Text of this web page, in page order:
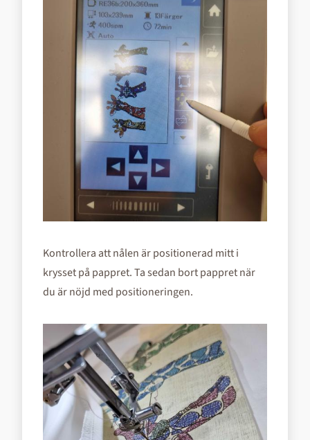
Kontrollera att nålen är positionerad mitt i
krysset på pappret. Ta sedan bort pappret när
du är nöjd med positioneringen.